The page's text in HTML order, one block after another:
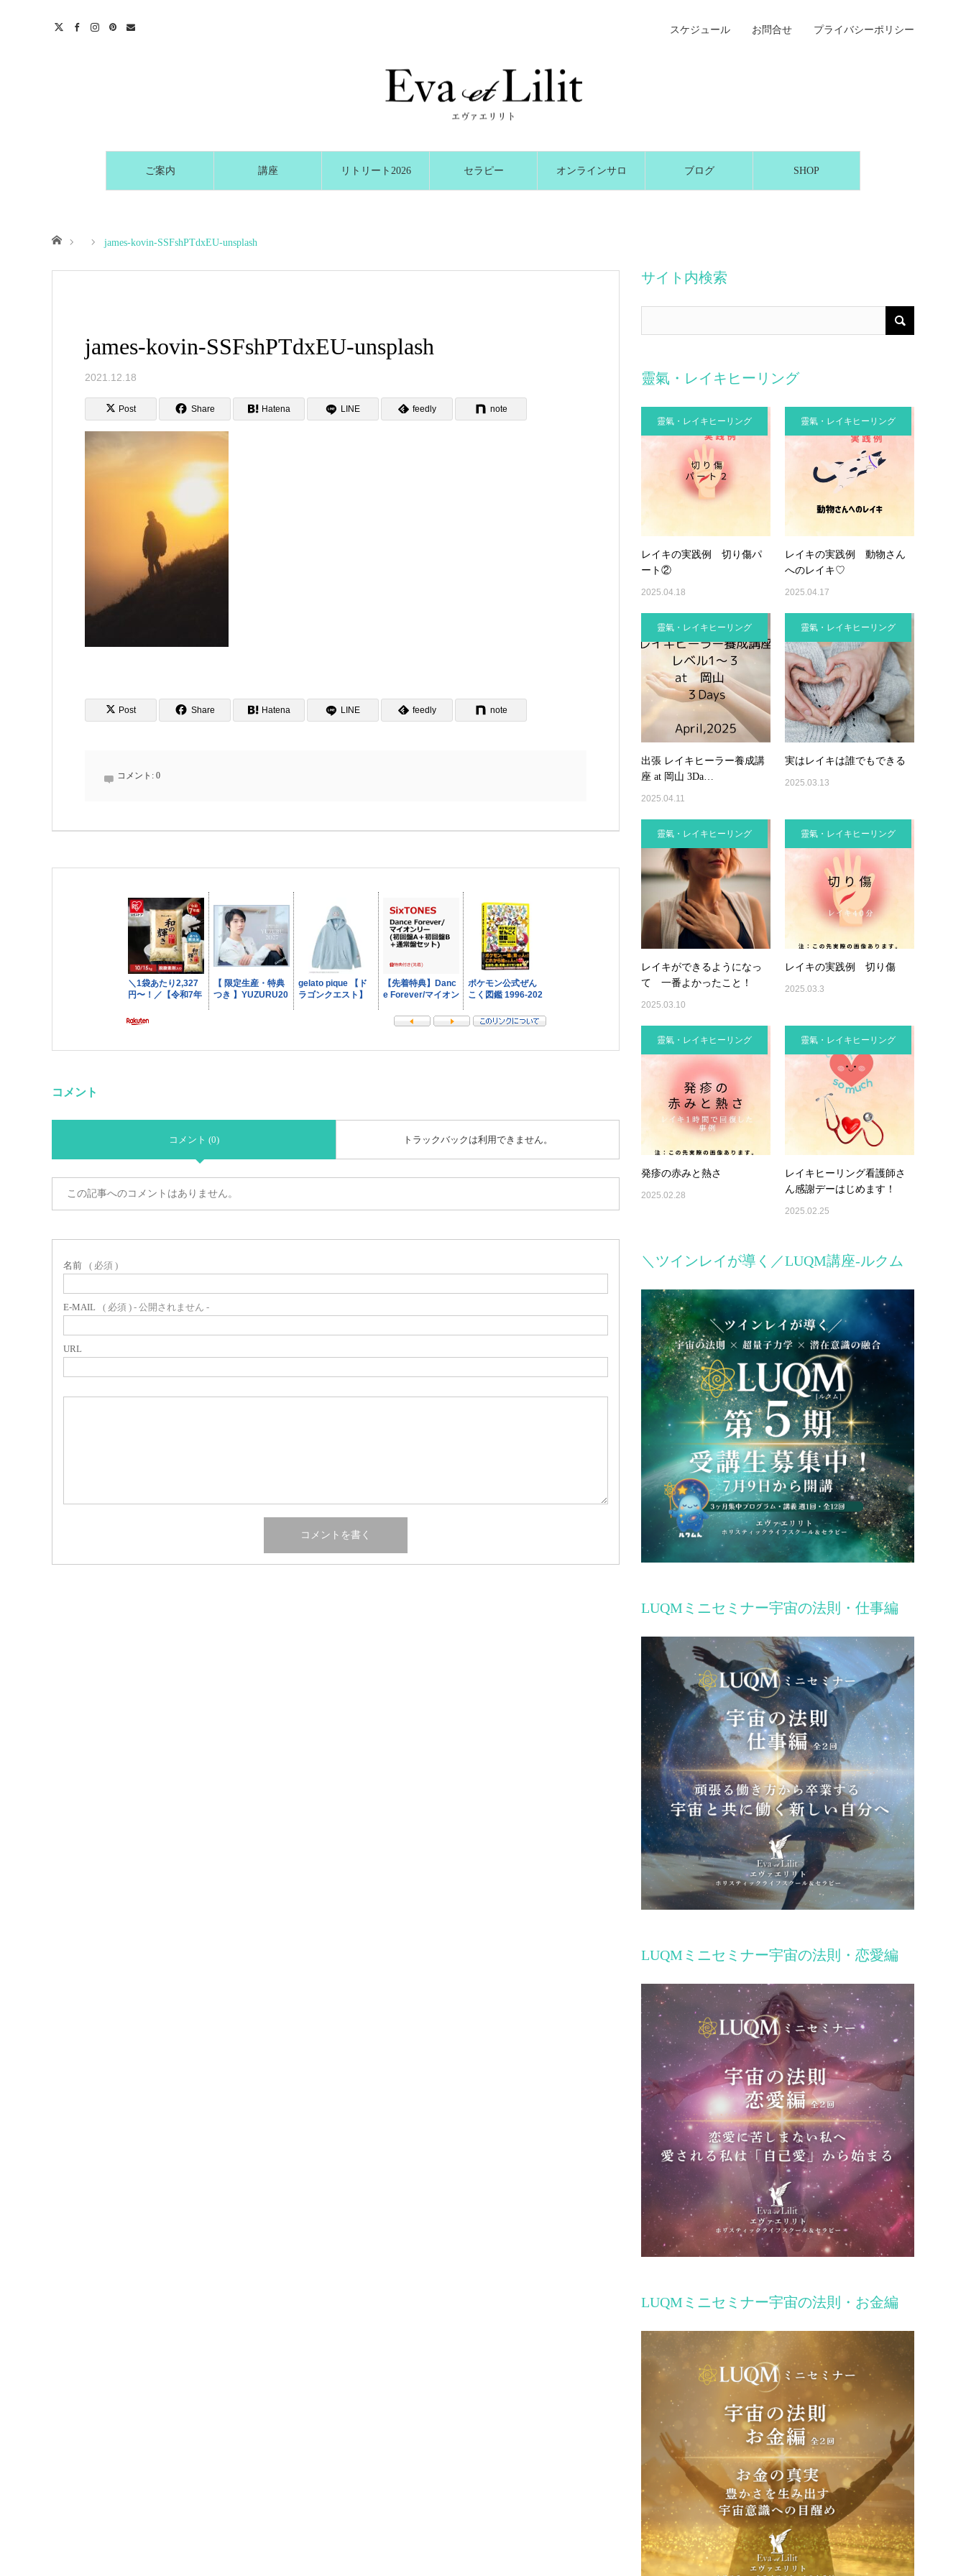
ご案内 講座 リトリート2026 セラピー オンラインサロ ブログ SHOP
スケジュール お問合せ プライバシーポリシー
ホーム james-kovin-SSFshPTdxEU-unsplash
james-kovin-SSFshPTdxEU-unsplash
2021.12.18
Post Share Hatena LINE feedly note
Post Share Hatena LINE feedly note
コメント: 0
コメント
コメント (0) トラックバックは利用できません。
この記事へのコメントはありません。
名前 ( 必須 )
E-MAIL ( 必須 ) - 公開されません -
URL
サイト内検索
靈氣・レイキヒーリング
靈氣・レイキヒーリング
レイキの実践例 切り傷パ
ート②
2025.04.18
靈氣・レイキヒーリング
レイキの実践例 動物さん
へのレイキ♡
2025.04.17
靈氣・レイキヒーリング
出張 レイキヒーラー養成講
座 at 岡山 3Da…
2025.04.11
靈氣・レイキヒーリング
実はレイキは誰でもできる
2025.03.13
靈氣・レイキヒーリング
レイキができるようになっ
て 一番よかったこと！
2025.03.10
靈氣・レイキヒーリング
レイキの実践例 切り傷
2025.03.3
靈氣・レイキヒーリング
発疹の赤みと熱さ
2025.02.28
靈氣・レイキヒーリング
レイキヒーリング看護師さ
ん感謝デーはじめます！
2025.02.25
＼ツインレイが導く／LUQM講座-ルクム
LUQMミニセミナー宇宙の法則・仕事編
LUQMミニセミナー宇宙の法則・恋愛編
LUQMミニセミナー宇宙の法則・お金編